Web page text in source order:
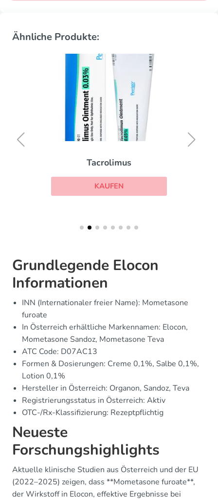
Ähnliche Produkte:
Tacrolimus
KAUFEN
Grundlegende Elocon
Informationen
INN (Internationaler freier Name): Mometasone
furoate
In Österreich erhältliche Markennamen: Elocon,
Mometasone Sandoz, Mometasone Teva
ATC Code: D07AC13
Formen & Dosierungen: Creme 0,1%, Salbe 0,1%,
Lotion 0,1%
Hersteller in Österreich: Organon, Sandoz, Teva
Registrierungsstatus in Österreich: Aktiv
OTC-/Rx-Klassifizierung: Rezeptpflichtig
Neueste
Forschungshighlights
Aktuelle klinische Studien aus Österreich und der EU
(2022–2025) zeigen, dass **Mometasone furoate**,
der Wirkstoff in Elocon, effektive Ergebnisse bei